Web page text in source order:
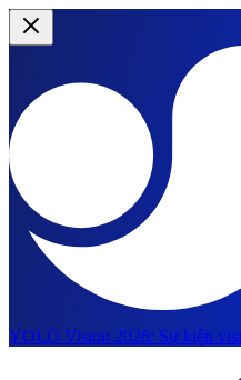
YOLO Vision 2026: Sự kiện